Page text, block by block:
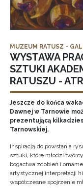
MUZEUM RATUSZ -
WYSTAWA
SZTUKI
RATUSZU -
Jeszcze do końca
Dawnej w Tarnowie
prezentującą
Tarnowskiej.
Inspiracją do powstania
sztuki, które młodzi
bogactwa zdobień i
artystycznej interpretacji
współczesne spojrzenie